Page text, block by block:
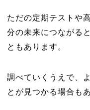
ただの定期テストや
分の未来につながる
ともあります。
調べていくうえで、
とが見つかる場合も